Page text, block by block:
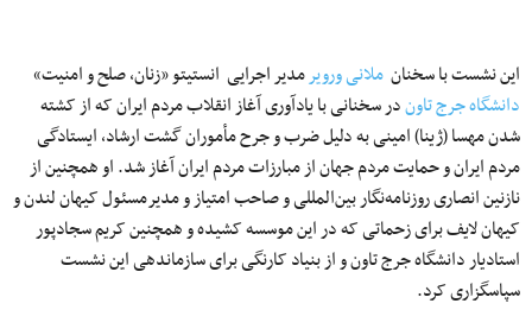
این نشست با سخنان ملانی ورویرمدیر اجرایی انستیتو «زنان، صلح و امنیت»
دانشگاه جرج تاوندر سخنانی با یادآوری آغاز انقلاب مردم ایران که از کشته
شدن مهسا (ژینا) امینی به دلیل ضرب و جرح مأموران گشت ارشاد، ایستادگی
مردم ایران و حمایت مردم جهان از مبارزات مردم ایران آغاز شد. او همچنین از
نازنین انصاری روزنامه‌نگار بین‌المللی و صاحب امتیاز و مدیرمسئول کیهان لندن و
کیهان لایف برای زحماتی که در این موسسه کشیده و همچنین کریم سجادپور
استادیار دانشگاه جرج تاون و از بنیاد کارنگی برای سازماندهی این نشست
سپاسگزاری کرد.